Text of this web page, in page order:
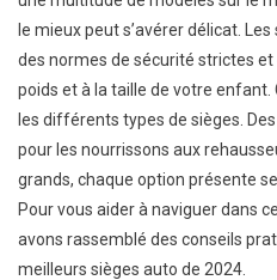
le mieux peut s’avérer délicat.
des normes de sécurité strictes et
poids et à la taille de votre
les différents types de sièges.
pour les nourrissons aux
grands, chaque option présente
Pour vous aider à naviguer dans
avons rassemblé des conseils
meilleurs sièges auto de 2024.